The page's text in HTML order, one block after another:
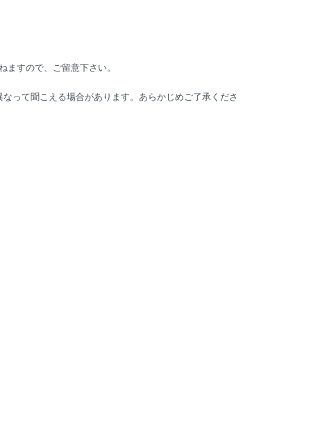
すので、ご留意下さい。
って聞こえる場合があります。あらかじめご了承くださ